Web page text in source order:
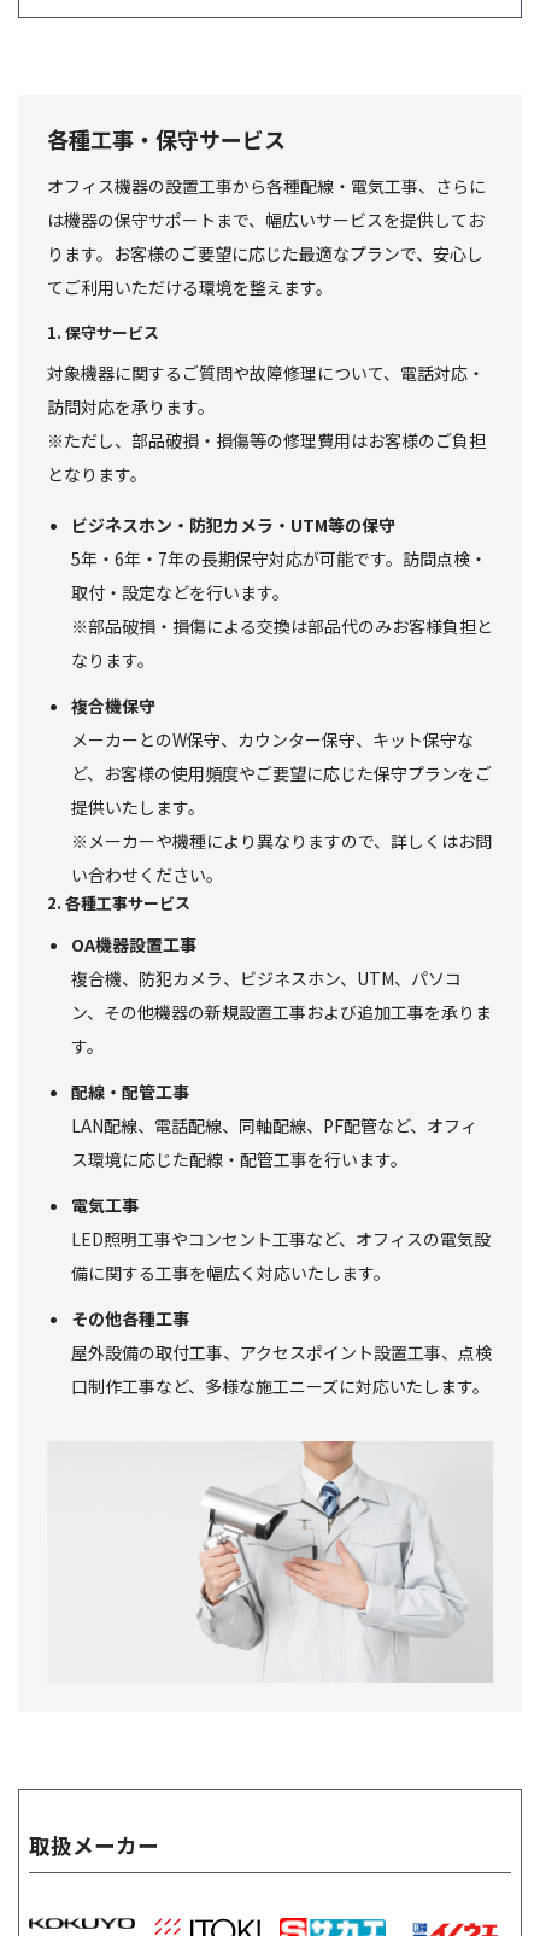
各種工事・保守サービス
オフィス機器の設置工事から各種配線・電気工事、さらに
は機器の保守サポートまで、幅広いサービスを提供してお
ります。お客様のご要望に応じた最適なプランで、安心し
てご利用いただける環境を整えます。
1. 保守サービス
対象機器に関するご質問や故障修理について、電話対応・
訪問対応を承ります。
※ただし、部品破損・損傷等の修理費用はお客様のご負担
となります。
ビジネスホン・防犯カメラ・UTM等の保守
5年・6年・7年の長期保守対応が可能です。訪問点検・
取付・設定などを行います。
※部品破損・損傷による交換は部品代のみお客様負担と
なります。
複合機保守
メーカーとのW保守、カウンター保守、キット保守な
ど、お客様の使用頻度やご要望に応じた保守プランをご
提供いたします。
※メーカーや機種により異なりますので、詳しくはお問
い合わせください。
2. 各種工事サービス
OA機器設置工事
複合機、防犯カメラ、ビジネスホン、UTM、パソコ
ン、その他機器の新規設置工事および追加工事を承りま
す。
配線・配管工事
LAN配線、電話配線、同軸配線、PF配管など、オフィ
ス環境に応じた配線・配管工事を行います。
電気工事
LED照明工事やコンセント工事など、オフィスの電気設
備に関する工事を幅広く対応いたします。
その他各種工事
屋外設備の取付工事、アクセスポイント設置工事、点検
口制作工事など、多様な施工ニーズに対応いたします。
取扱メーカー